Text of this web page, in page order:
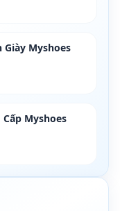
Giày Myshoes
Myshoes